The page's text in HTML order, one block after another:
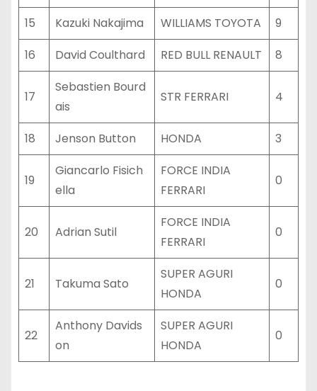
15 Kazuki Nakajima WILLIAMS TOYOTA
9
16
David Coulthard RED BULL RENAULT 8
17
Sebastien Bourd
ais
STR FERRARI 4
18 Jenson Button HONDA 3
19
Giancarlo Fisich
ella
FORCE INDIA
FERRARI
0
20 Adrian Sutil
FORCE INDIA
FERRARI
0
21 Takuma Sato
SUPER AGURI
HONDA
0
22
Anthony Davids
on
SUPER AGURI
HONDA
0